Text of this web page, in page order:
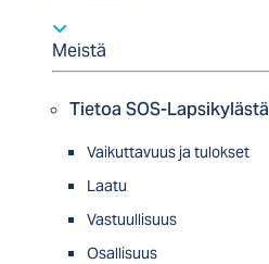
Meistä
Tietoa SOS-Lapsikylästä
Vaikuttavuus ja tulokset
Laatu
Vastuullisuus
Osallisuus